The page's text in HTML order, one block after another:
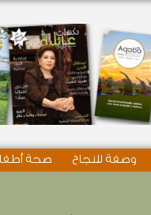
وصفة للنجاح صحة